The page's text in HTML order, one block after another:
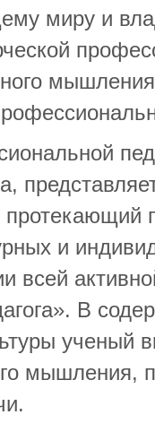
миру и
протекающий
и
всей
В
ученый
мышления,